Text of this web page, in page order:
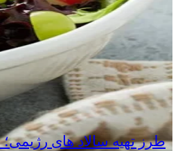
طرز تهیه سالاد های رژیمی؛ 15 غذای سالم و سبک برای کاهش وزن